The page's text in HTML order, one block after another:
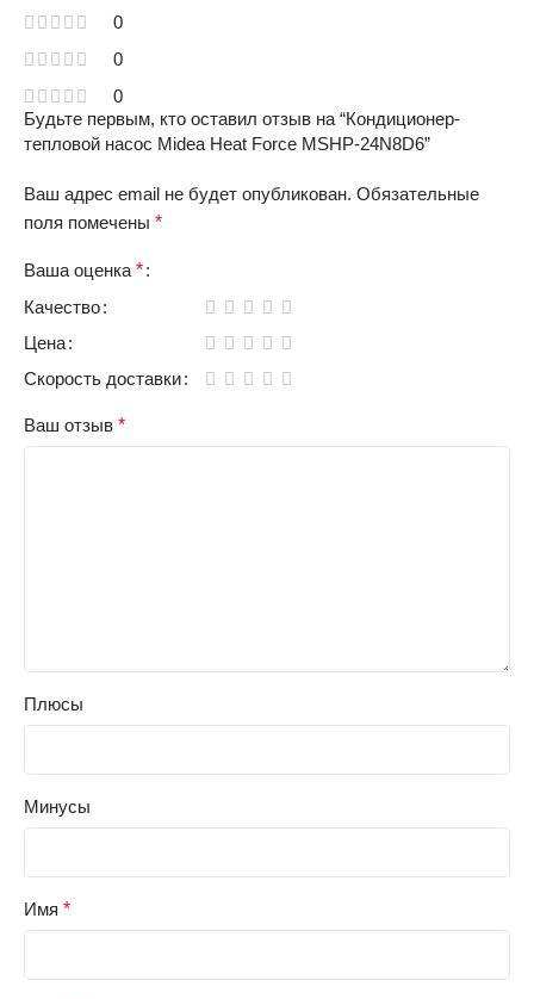
0
0
0
Будьте первым, кто оставил отзыв на “Кондиционер-
тепловой насос Midea Heat Force MSHP-24N8D6”
Ваш адрес email не будет опубликован. Обязательные
поля помечены *
Ваша оценка *
Качество
Цена
Скорость доставки
Ваш отзыв *
Плюсы
Минусы
Имя *